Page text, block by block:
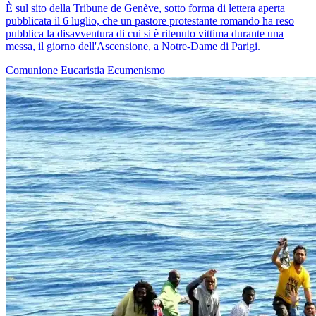
È sul sito della Tribune de Genève, sotto forma di lettera aperta
pubblicata il 6 luglio, che un pastore protestante romando ha reso
pubblica la disavventura di cui si è ritenuto vittima durante una
messa, il giorno dell'Ascensione, a Notre-Dame di Parigi.
Comunione Eucaristia Ecumenismo